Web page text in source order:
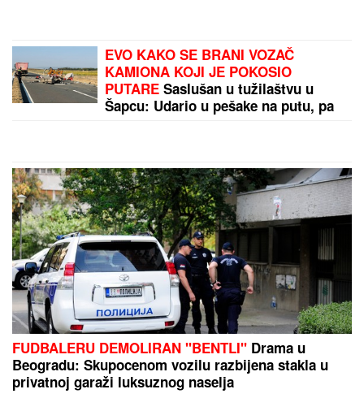
EVO KAKO SE BRANI VOZAČ
KAMIONA KOJI JE POKOSIO
PUTARE Saslušan u tužilaštvu u
Šapcu: Udario u pešake na putu, pa
FUDBALERU DEMOLIRAN "BENTLI" Drama u
Beogradu: Skupocenom vozilu razbijena stakla u
privatnoj garaži luksuznog naselja